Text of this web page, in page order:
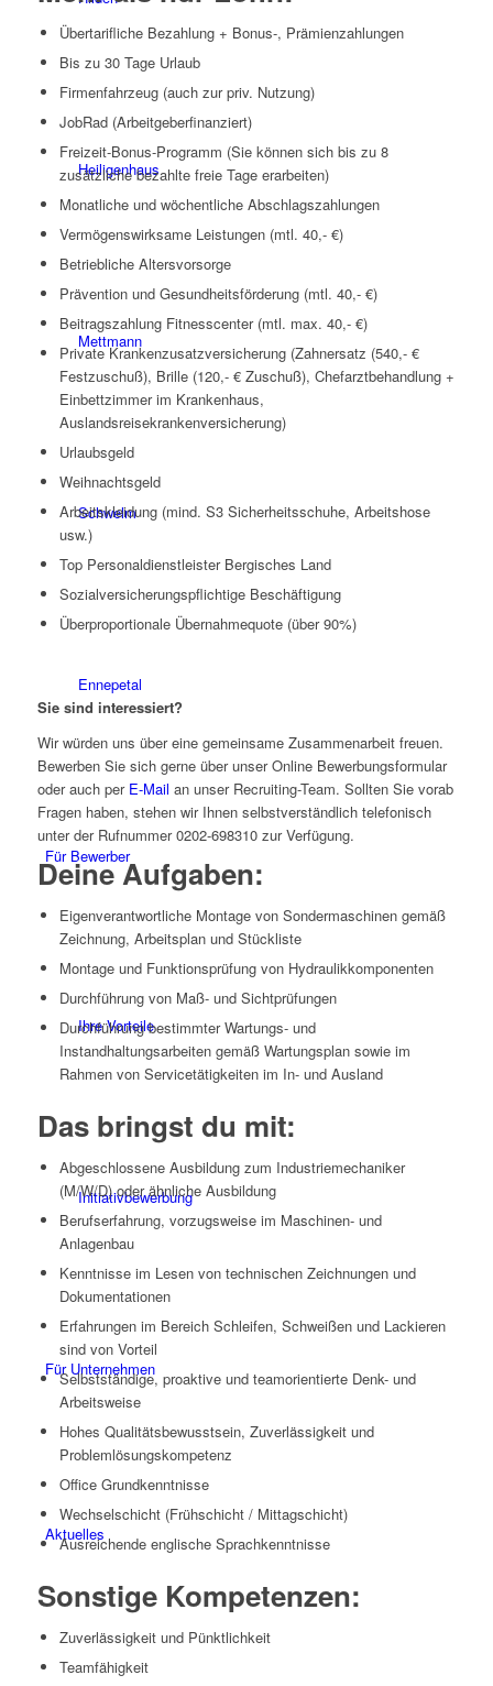
Heiligenhaus
Mettmann
Schwelm
Ennepetal
Für Bewerber
Ihre Vorteile
Initiativbewerbung
Für Unternehmen
Aktuelles
Übertarifliche Bezahlung + Bonus-, Prämienzahlungen
Bis zu 30 Tage Urlaub
Firmenfahrzeug (auch zur priv. Nutzung)
JobRad (Arbeitgeberfinanziert)
Freizeit-Bonus-Programm (Sie können sich bis zu 8
zusätzliche bezahlte freie Tage erarbeiten)
Monatliche und wöchentliche Abschlagszahlungen
Vermögenswirksame Leistungen (mtl. 40,- €)
Betriebliche Altersvorsorge
Prävention und Gesundheitsförderung (mtl. 40,- €)
Beitragszahlung Fitnesscenter (mtl. max. 40,- €)
Private Krankenzusatzversicherung (Zahnersatz (540,- €
Festzuschuß), Brille (120,- € Zuschuß), Chefarztbehandlung +
Einbettzimmer im Krankenhaus,
Auslandsreisekrankenversicherung)
Urlaubsgeld
Weihnachtsgeld
Arbeitskleidung (mind. S3 Sicherheitsschuhe, Arbeitshose
usw.)
Top Personaldienstleister Bergisches Land
Sozialversicherungspflichtige Beschäftigung
Überproportionale Übernahmequote (über 90%)
Sie sind interessiert?
Wir würden uns über eine gemeinsame Zusammenarbeit freuen.
Bewerben Sie sich gerne über unser Online Bewerbungsformular
oder auch per E-Mail an unser Recruiting-Team. Sollten Sie vorab
Fragen haben, stehen wir Ihnen selbstverständlich telefonisch
unter der Rufnummer 0202-698310 zur Verfügung.
Deine Aufgaben:
Eigenverantwortliche Montage von Sondermaschinen gemäß
Zeichnung, Arbeitsplan und Stückliste
Montage und Funktionsprüfung von Hydraulikkomponenten
Durchführung von Maß- und Sichtprüfungen
Durchführung bestimmter Wartungs- und
Instandhaltungsarbeiten gemäß Wartungsplan sowie im
Rahmen von Servicetätigkeiten im In- und Ausland
Das bringst du mit:
Abgeschlossene Ausbildung zum Industriemechaniker
(M/W/D) oder ähnliche Ausbildung
Berufserfahrung, vorzugsweise im Maschinen- und
Anlagenbau
Kenntnisse im Lesen von technischen Zeichnungen und
Dokumentationen
Erfahrungen im Bereich Schleifen, Schweißen und Lackieren
sind von Vorteil
Selbstständige, proaktive und teamorientierte Denk- und
Arbeitsweise
Hohes Qualitätsbewusstsein, Zuverlässigkeit und
Problemlösungskompetenz
Office Grundkenntnisse
Wechselschicht (Frühschicht / Mittagschicht)
Ausreichende englische Sprachkenntnisse
Sonstige Kompetenzen:
Zuverlässigkeit und Pünktlichkeit
Teamfähigkeit